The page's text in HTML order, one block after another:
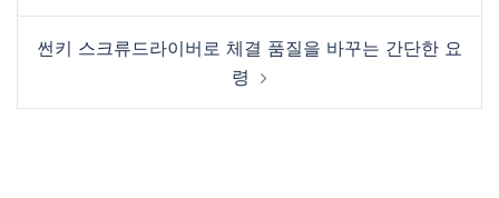
썬키 스크류드라이버로 체결 품질을 바꾸는 간단한 요
령